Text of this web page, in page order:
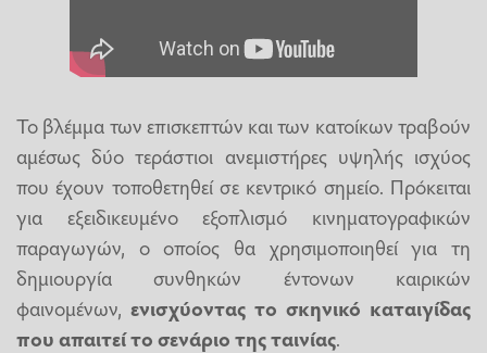
Το βλέμμα των επισκεπτών και των κατοίκων τραβούν
αμέσως δύο τεράστιοι ανεμιστήρες υψηλής ισχύος
που έχουν τοποθετηθεί σε κεντρικό σημείο. Πρόκειται
για εξειδικευμένο εξοπλισμό κινηματογραφικών
παραγωγών, ο οποίος θα χρησιμοποιηθεί για τη
δημιουργία συνθηκών έντονων καιρικών
φαινομένων, ενισχύοντας το σκηνικό καταιγίδας
που απαιτεί το σενάριο της ταινίας.